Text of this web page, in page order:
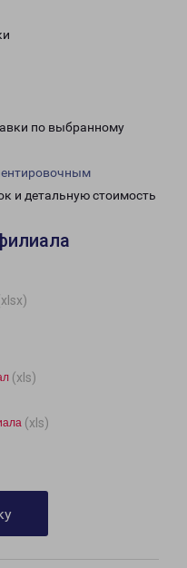
по выбранному
и детальную стоимость
(xls)
(xls)